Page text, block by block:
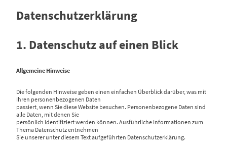
Datenschutzerklärung
1. Datenschutz auf einen Blick
Allgemeine Hinweise
Die folgenden Hinweise geben einen einfachen Überblick darüber, was mit
Ihren personenbezogenen Daten
passiert, wenn Sie diese Website besuchen. Personenbezogene Daten sind
alle Daten, mit denen Sie
persönlich identifiziert werden können. Ausführliche Informationen zum
Thema Datenschutz entnehmen
Sie unserer unter diesem Text aufgeführten Datenschutzerklärung.